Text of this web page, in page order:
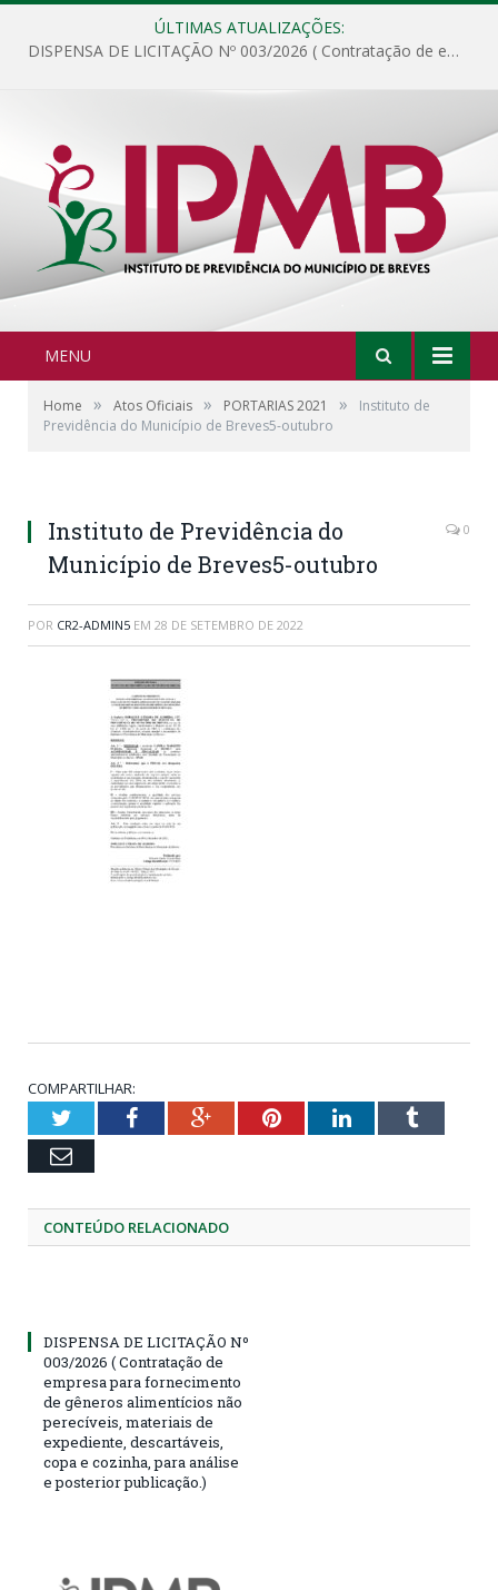
ÚLTIMAS ATUALIZAÇÕES:
DISPENSA DE LICITAÇÃO Nº 003/2026 ( Contratação de empresa para fornecimento de gêneros alimentícios não perecíveis, materiais de expediente, descartáveis, copa e cozinha, para análise e posterior publicação.)
MENU
Home » Atos Oficiais » PORTARIAS 2021 »
Instituto de
Previdência do Município de Breves5-outubro
Instituto de Previdência do
Município de Breves5-outubro
0
POR CR2-ADMIN5 EM 28 DE SETEMBRO DE 2022
COMPARTILHAR:
TwitterFacebookGoogle+PinterestLinkedInTumblr
Email
CONTEÚDO RELACIONADO
DISPENSA DE LICITAÇÃO Nº
003/2026 ( Contratação de
empresa para fornecimento
de gêneros alimentícios não
perecíveis, materiais de
expediente, descartáveis,
copa e cozinha, para análise
e posterior publicação.)